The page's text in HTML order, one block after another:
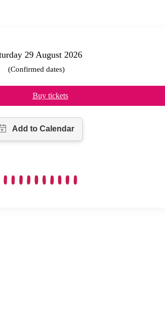
29 August 2026
(Confirmed dates)
Buy tickets